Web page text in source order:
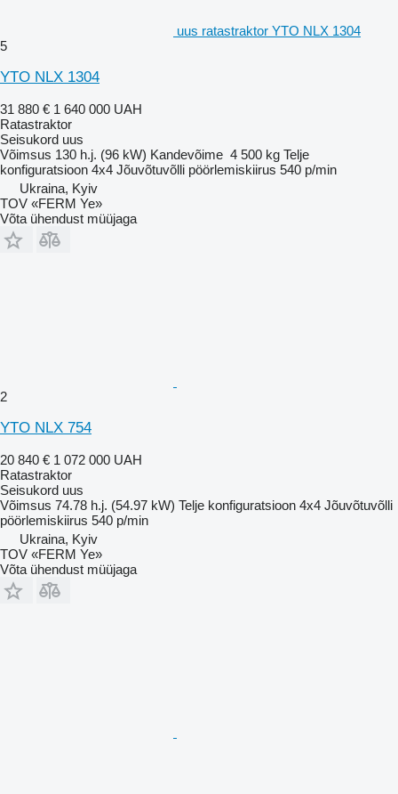
uus ratastraktor YTO NLX 1304
5
YTO NLX 1304
31 880 € 1 640 000 UAH
Ratastraktor
Seisukord uus
Võimsus 130 h.j. (96 kW) Kandevõime 4 500 kg Telje
konfiguratsioon 4x4 Jõuvõtuvõlli pöörlemiskiirus 540 p/min
Ukraina, Kyiv
TOV «FERM Ye»
Võta ühendust müüjaga
2
YTO NLX 754
20 840 € 1 072 000 UAH
Ratastraktor
Seisukord uus
Võimsus 74.78 h.j. (54.97 kW) Telje konfiguratsioon 4x4 Jõuvõtuvõlli
pöörlemiskiirus 540 p/min
Ukraina, Kyiv
TOV «FERM Ye»
Võta ühendust müüjaga